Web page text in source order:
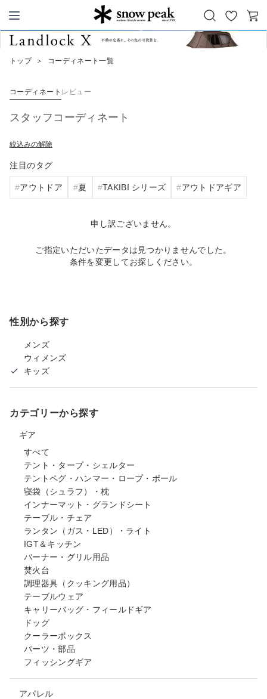
Snow Peak
お
気
カ
トップ ＞ コーディネート一覧
コーディネート レビュー
スタッフコーディネート
絞込みの解除
注目のタグ
アウトドア 夏 TAKIBI シリーズ アウトドアギア
申し訳ございません。
ご指定いただいたデータは見つかりませんでした。
条件を変更してお探しください。
性別から探す
メンズ
ウィメンズ
キッズ
カテゴリーから探す
ギア
すべて
テント・タープ・シェルター
テントペグ・ハンマー・ロープ・ポール
寝袋（シュラフ）・枕
インナーマット・グランドシート
テーブル・チェア
ランタン（ガス・LED）・ライト
IGT＆キッチン
バーナー・グリル用品
焚火台
調理器具（クッキング用品）
テーブルウェア
キャリーバッグ・フィールドギア
ドッグ
クーラーボックス
パーツ・部品
フィッシングギア
アパレル